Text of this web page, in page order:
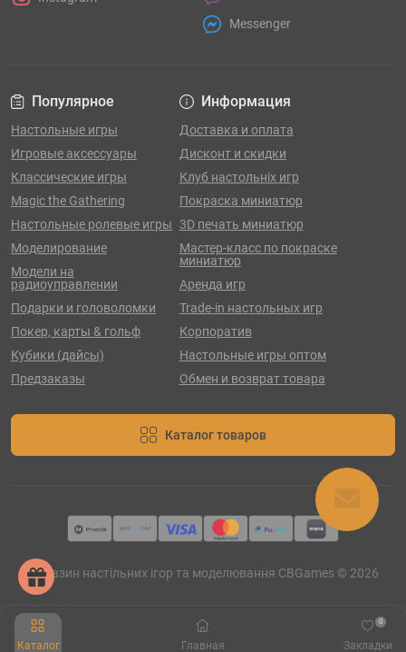
Каталог Главная Закладки
0
Популярное
Настольные игры
Игровые аксессуары
Классические игры
Magic the Gathering
Настольные ролевые игры
Моделирование
Модели на
радиоуправлении
Подарки и головоломки
Покер, карты & гольф
Кубики (дайсы)
Предзаказы
Информация
Доставка и оплата
Дисконт и скидки
Клуб настольніх игр
Покраска миниатюр
3D печать миниатюр
Мастер-класс по покраске
миниатюр
Аренда игр
Trade-in настольных игр
Корпоратив
Настольные игры оптом
Обмен и возврат товара
Каталог товаров
Messenger
Магазин настільних ігор та моделювання CBGames © 2026